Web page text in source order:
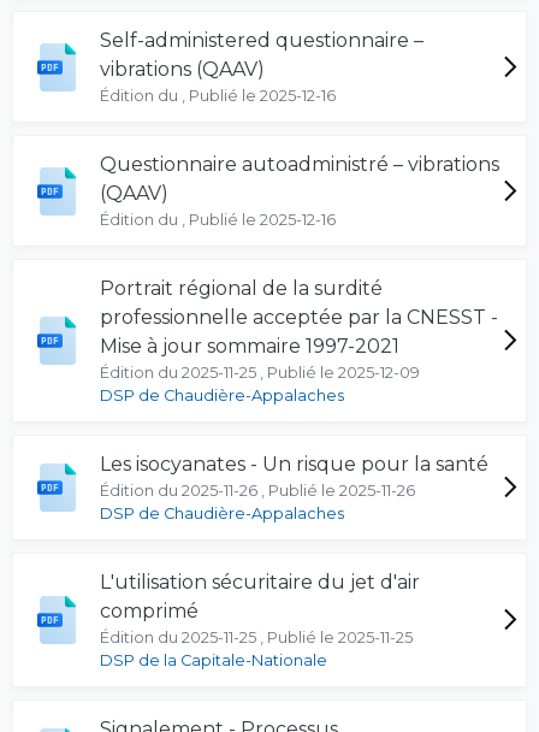
Self-administered questionnaire –
vibrations (QAAV)
Édition du , Publié le 2025-12-16
Questionnaire autoadministré – vibrations
(QAAV)
Édition du , Publié le 2025-12-16
Portrait régional de la surdité
professionnelle acceptée par la CNESST -
Mise à jour sommaire 1997-2021
Édition du 2025-11-25 , Publié le 2025-12-09
DSP de Chaudière-Appalaches
Les isocyanates - Un risque pour la santé
Édition du 2025-11-26 , Publié le 2025-11-26
DSP de Chaudière-Appalaches
L'utilisation sécuritaire du jet d'air
comprimé
Édition du 2025-11-25 , Publié le 2025-11-25
DSP de la Capitale-Nationale